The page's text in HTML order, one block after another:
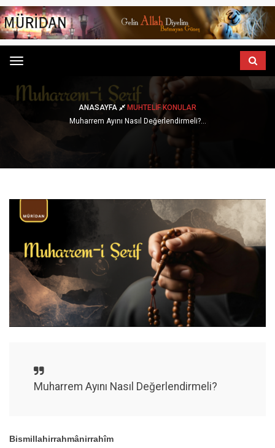
Menu
ANASAYFA
MUHTELIF KONULAR
Muharrem Ayını Nasıl Değerlendirmeli?...
Muharrem Ayını Nasıl Değerlendirmeli?
Bismillahirrahmânirrahîm